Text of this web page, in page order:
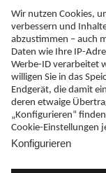
Multiple
wieder auch
Psychologen
positiven
unterstützen.